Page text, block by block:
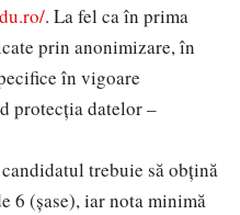
. La fel ca în prima
prin anonimizare, în
în vigoare
protecția datelor –
trebuie să obţină
6 (șase), iar nota minimă